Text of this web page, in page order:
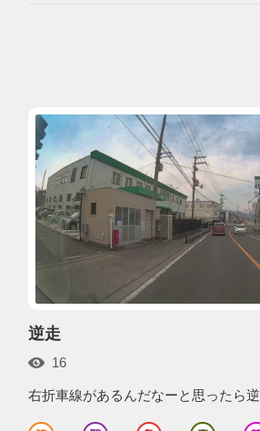
逆走
16
右折車線があるんだなーと思ったら逆